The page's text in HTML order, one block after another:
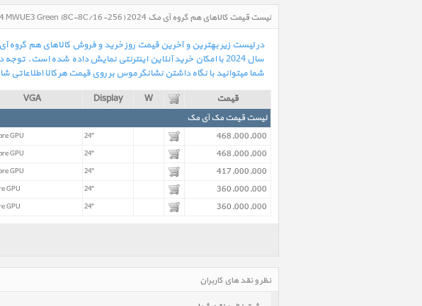
سال 2024 با امکان خرید آنلاین اینترنتی نمایش داده شده
شما میتوانید با نگاه داشتن نشانگر موس بر روی قیمت هر کالا اطلاعاتی
VGA Display W قیمت
لیست قیمت مک آی مک
GPU 24"
468,000,000
GPU 24"
468,000,000
GPU 24"
417,000,000
GPU 24"
360,000,000
GPU 24" 360,000,000
نظر و نقد های کاربران